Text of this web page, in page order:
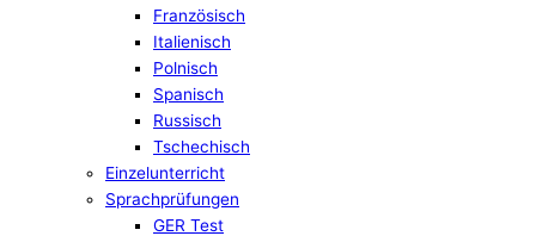
Französisch
Italienisch
Polnisch
Spanisch
Russisch
Tschechisch
Einzelunterricht
Sprachprüfungen
GER Test